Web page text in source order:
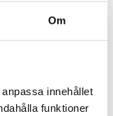
Om
innehållet
funktioner
potential för